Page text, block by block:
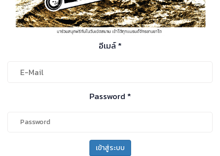
อีเมล์ *
Password *
เข้าสู่ระบบ